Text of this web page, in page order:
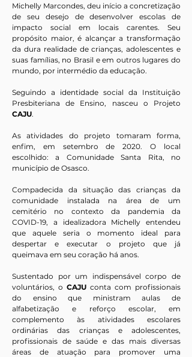
Michelly Marcondes, deu início a concretização
de seu desejo de desenvolver escolas de
impacto social em locais carentes. Seu
propósito maior, é alcançar a transformação
da dura realidade de crianças, adolescentes e
suas famílias, no Brasil e em outros lugares do
mundo, por intermédio da educação.
Seguindo a identidade social da Instituição
Presbiteriana de Ensino, nasceu o Projeto
CAJU.
As atividades do projeto tomaram forma,
enfim, em setembro de 2020. O local
escolhido: a Comunidade Santa Rita, no
município de Osasco.
Compadecida da situação das crianças da
comunidade instalada na área de um
cemitério no contexto da pandemia da
COVID-19, a idealizadora Michelly entendeu
que aquele seria o momento ideal para
despertar e executar o projeto que já
queimava em seu coração há anos.
Sustentado por um indispensável corpo de
voluntários, o CAJU conta com profissionais
do ensino que ministram aulas de
alfabetização e reforço escolar, em
complemento às atividades escolares
ordinárias das crianças e adolescentes,
profissionais de saúde e das mais diversas
áreas de atuação para promover uma